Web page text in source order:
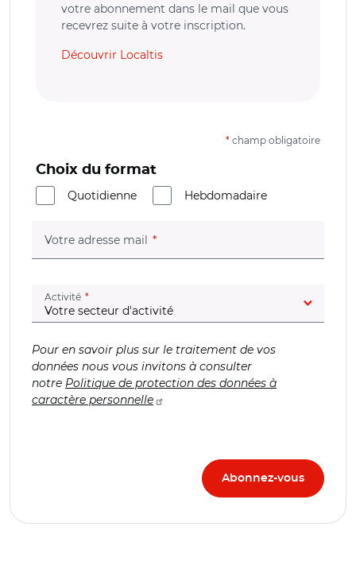
votre abonnement dans le mail que vous
recevrez suite à votre inscription.
Découvrir Localtis
* champ obligatoire
Choix du format
Quotidienne
Hebdomadaire
Votre adresse mail (champ obligatoire)
Activité (champ obligatoire)
Pour en savoir plus sur le traitement de vos
données nous vous invitons à consulter
notre Politique de protection des données à
caractère personnelle